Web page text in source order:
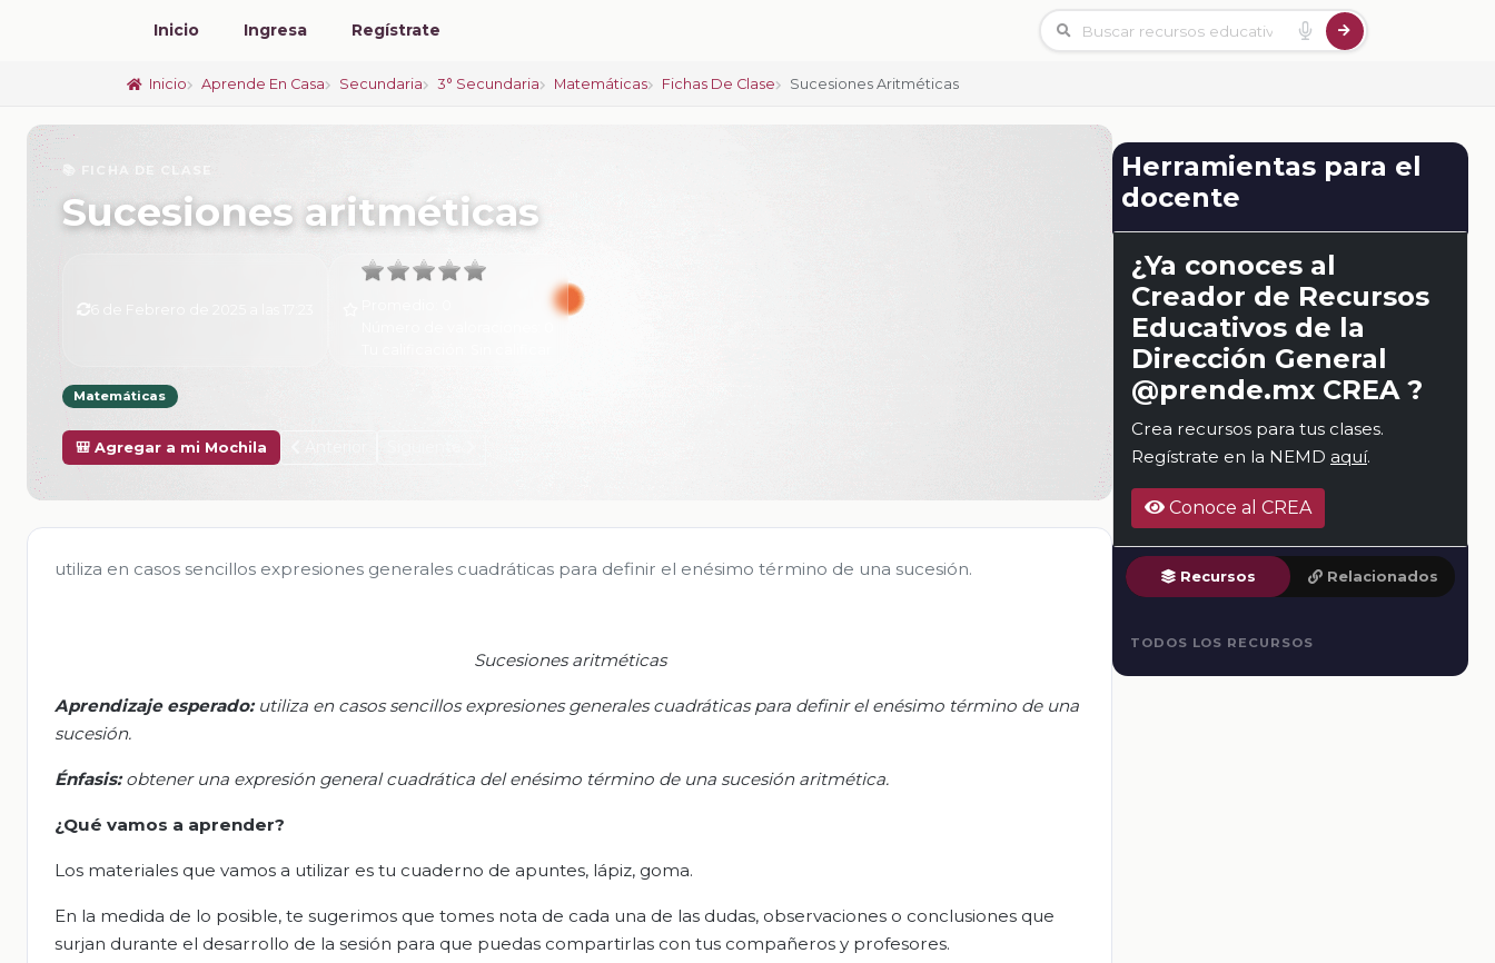
Inicio Ingresa Regístrate
Inicio Aprende En Casa Secundaria 3° Secundaria Matemáticas Fichas De Clase Sucesiones Aritméticas
📚 FICHA DE CLASE
Sucesiones aritméticas
Matemáticas
🎒 Agregar a mi Mochila
utiliza en casos sencillos expresiones generales cuadráticas para definir el enésimo término de una sucesión.
Sucesiones aritméticas
Aprendizaje esperado: utiliza en casos sencillos expresiones generales cuadráticas para definir el enésimo término de una
sucesión.
Énfasis:obtener una expresión general cuadrática del enésimo término de una sucesión aritmética.
¿Qué vamos a aprender?
Los materiales que vamos a utilizar es tu cuaderno de apuntes, lápiz, goma.
En la medida de lo posible, te sugerimos que tomes nota de cada una de las dudas, observaciones o conclusiones que
surjan durante el desarrollo de la sesión para que puedas compartirlas con tus compañeros y profesores.
Herramientas para el
docente
¿Ya conoces al
Creador de Recursos
Educativos de la
Dirección General
@prende.mx CREA ?
Crea recursos para tus clases.
Regístrate en la NEMD aquí.
Conoce al CREA
Recursos Relacionados
TODOS LOS RECURSOS